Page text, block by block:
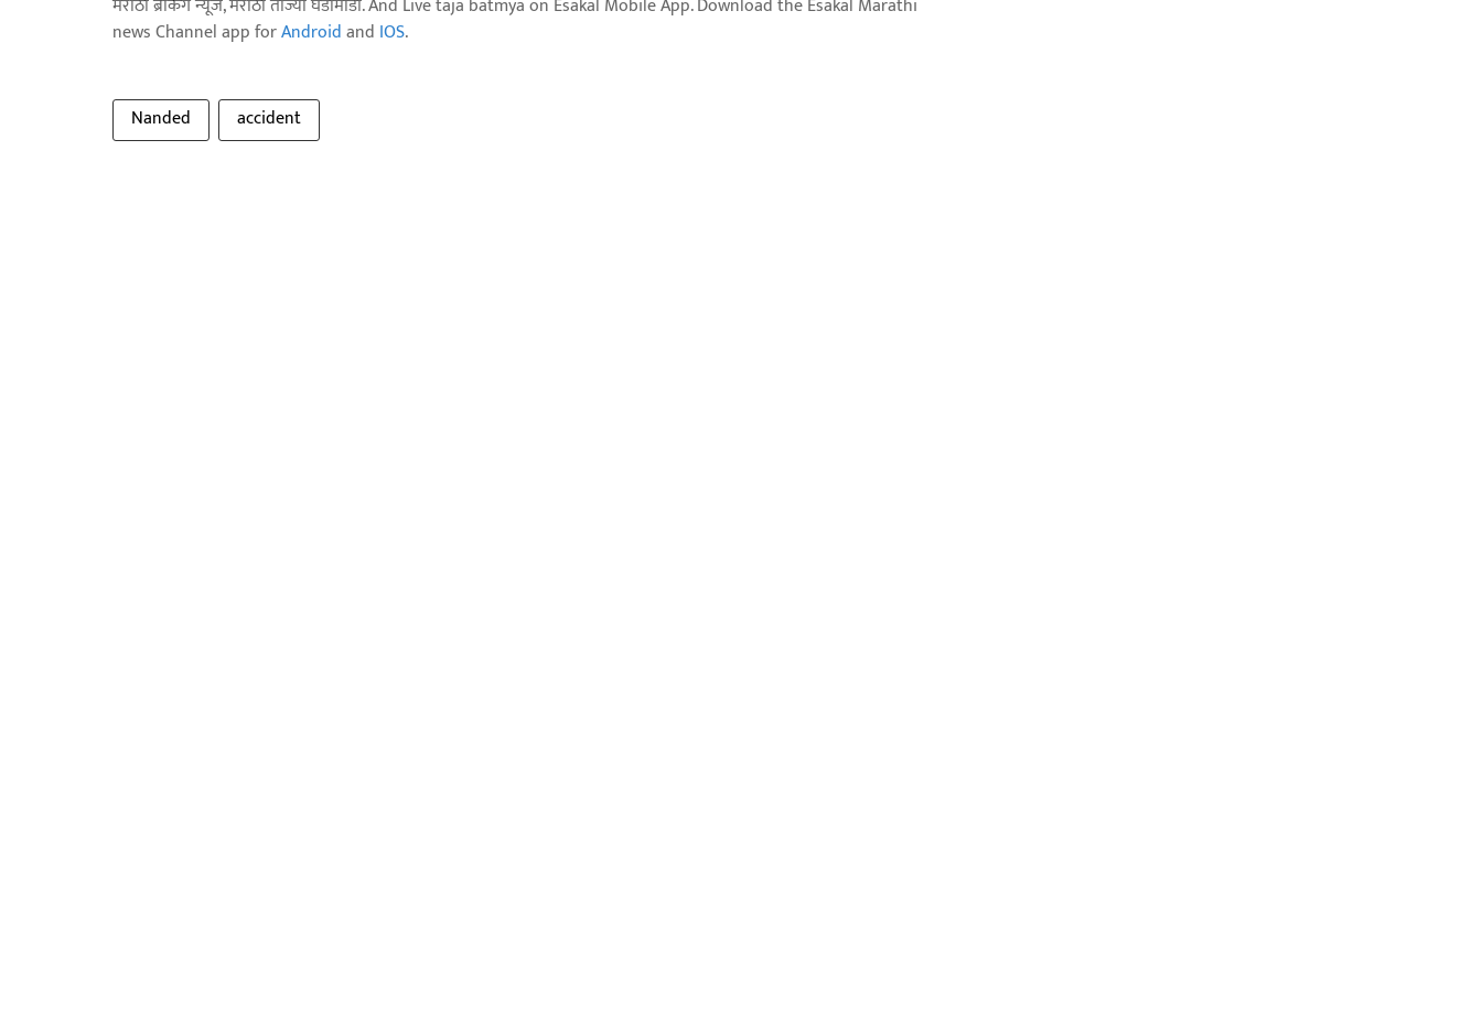
मराठी ब्रेकिंग न्यूज, मराठी ताज्या घडामोडी. And Live taja batmya on Esakal Mobile App. Download the Esakal Marathi
news Channel app forAndroidand IOS.
Nanded accident